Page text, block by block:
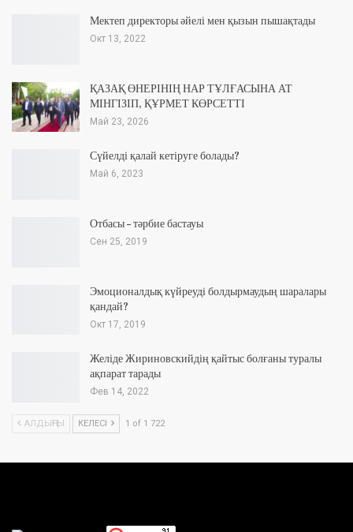
Мектеп директоры әйелі мен қызын пышақтады
Окт 13, 2022
ҚАЗАҚ ӨНЕРІНІҢ НАР ТҰЛҒАСЫНА АТ
МІНГІЗІП, ҚҰРМЕТ КӨРСЕТТІ
Май 23, 2026
Сүйелді қалай кетіруге болады?
Май 6, 2023
Отбасы – тәрбие бастауы
Сен 25, 2019
Эмоционалдық күйреуді болдырмаудың шаралары
қандай?
Окт 17, 2019
Желіде Жириновскийдің қайтыс болғаны туралы
ақпарат тарады
Фев 14, 2022
АЛДЫҢҒЫ КЕЛЕСІ 1 of 1 722